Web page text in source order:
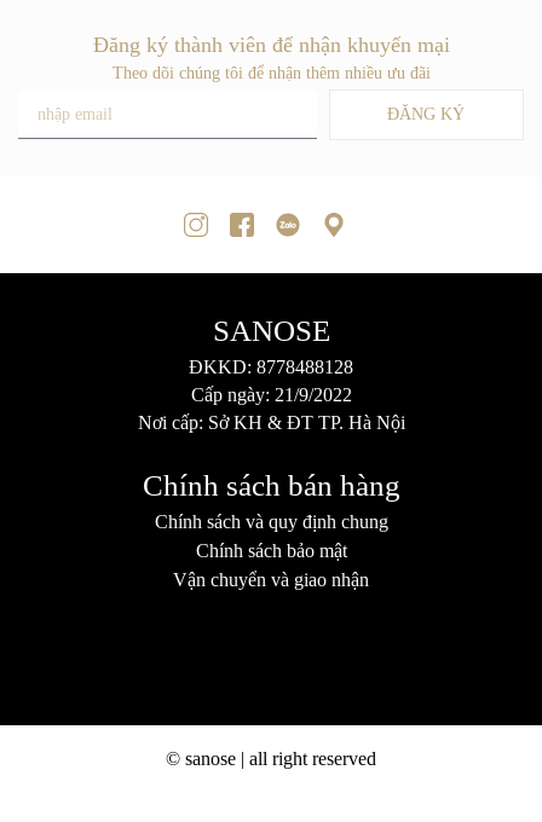
Đăng ký thành viên để nhận khuyến mại
Theo dõi chúng tôi để nhận thêm nhiều ưu đãi
ĐĂNG KÝ
SANOSE
ĐKKD: 8778488128
Cấp ngày: 21/9/2022
Nơi cấp: Sở KH & ĐT TP. Hà Nội
Chính sách bán hàng
Chính sách và quy định chung
Chính sách bảo mật
Vận chuyển và giao nhận
© sanose | all right reserved